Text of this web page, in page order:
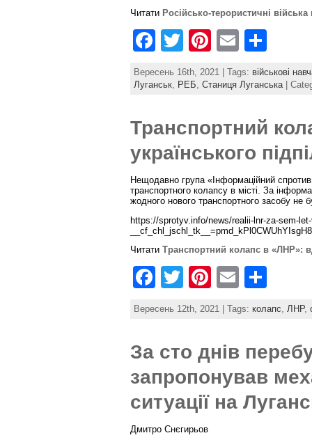
Читати Російсько-терористичні
F
c
b
o
o
k
T
w
itt
Pi
nt
er
st
E
m
ai ar
Вересень 16th, 2021 | Tags: військові
Луганськ, РЕБ, Станиця Луганська|
Транспортний
українського
Нещодавно група «Інформаційний
транспортного колапсу в місті. За
жодного нового транспортного засобу не
https://sprotyv.info/news/realii-lnr-za-sem-
Читати Транспортний колапс в «ЛНР»:
F
e
b
o
o
k
T
w
itt
er
Pi
nt
er
e
st
E
ai
ar
e
Вересень 12th, 2021 | Tags: колапс, ЛНР,
За сто днів
запропонував
ситуації на
Дмитро Снєгирьов